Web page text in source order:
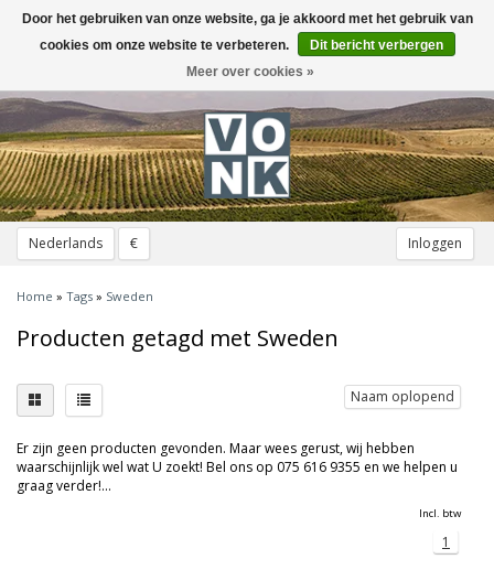
Nederlands € Inloggen
Toggle
navigation
Home » Tags » Sweden
Producten getagd met Sweden
Naam oplopend
Er zijn geen producten gevonden. Maar wees gerust, wij hebben
waarschijnlijk wel wat U zoekt! Bel ons op 075 616 9355 en we helpen u
graag verder!...
Incl. btw
1
Door het gebruiken van onze website, ga je akkoord met het gebruik van
cookies om onze website te verbeteren.
Dit bericht verbergen
Meer over cookies »